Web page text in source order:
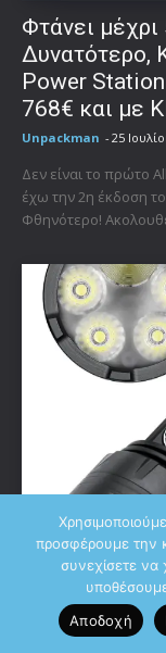
Φτάνει
Δυνατότερο,
Power
768€ και με
Unpackman - 25
Δεν είναι το πρώτο
έχω την 2η έκδοση
Φθηνότερο!
Astrolux
προσφέρουμε την
συνεχίσετε να
Αποδοχή